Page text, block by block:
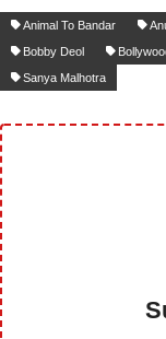
Animal To Bandar
Bobby Deol
Sanya Malhotra